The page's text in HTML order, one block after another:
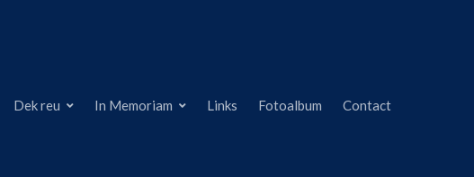
Dek reu In Memoriam Links Fotoalbum Contact